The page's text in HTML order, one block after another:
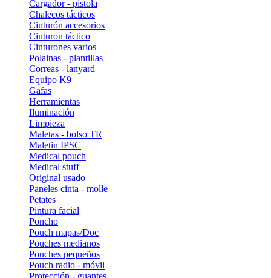
Cargador - pistola
Chalecos tácticos
Cinturón accesorios
Cinturon táctico
Cinturones varios
Polainas - plantillas
Correas - lanyard
Equipo K9
Gafas
Herramientas
Iluminación
Limpieza
Maletas - bolso TR
Maletin IPSC
Medical pouch
Medical stuff
Original usado
Paneles cinta - molle
Petates
Pintura facial
Poncho
Pouch mapas/Doc
Pouches medianos
Pouches pequeños
Pouch radio - móvil
Protección - guantes